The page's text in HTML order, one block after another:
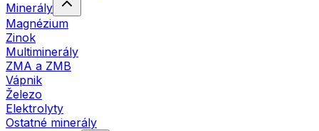
Minerály
Magnézium
Zinok
Multiminerály
ZMA a ZMB
Vápnik
Železo
Elektrolyty
Ostatné minerály